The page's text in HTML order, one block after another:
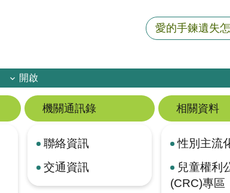
愛的手鍊遺失
開啟
機關通訊錄
聯絡資訊
交通資訊
相關資料
性別主流
兒童權利
(CRC)專區